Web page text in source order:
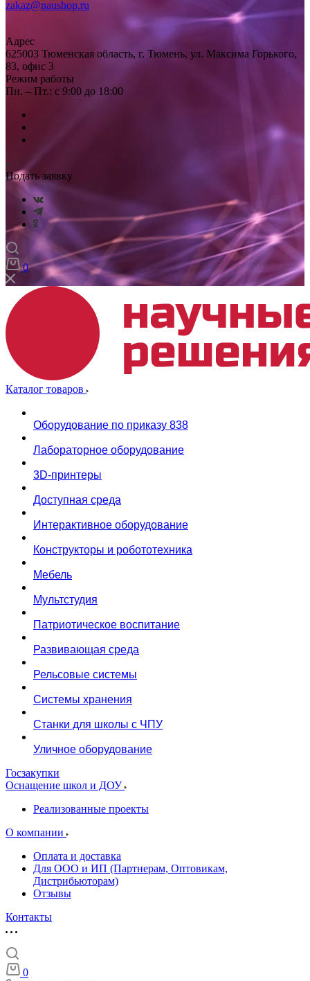
zakaz@naushop.ru
Адрес
625003 Тюменская область, г. Тюмень, ул. Максима Горького,
83, офис 3
Режим работы
Пн. – Пт.: с 9:00 до 18:00
Подать заявку
0
Каталог товаров
Оборудование по приказу 838
Лабораторное оборудование
3D-принтеры
Доступная среда
Интерактивное оборудование
Конструкторы и робототехника
Мебель
Мультстудия
Патриотическое воспитание
Развивающая среда
Рельсовые системы
Системы хранения
Станки для школы с ЧПУ
Уличное оборудование
Госзакупки
Оснащение школ и ДОУ
Реализованные проекты
О компании
Оплата и доставка
Для ООО и ИП (Партнерам, Оптовикам,
Дистрибьюторам)
Отзывы
Контакты
0